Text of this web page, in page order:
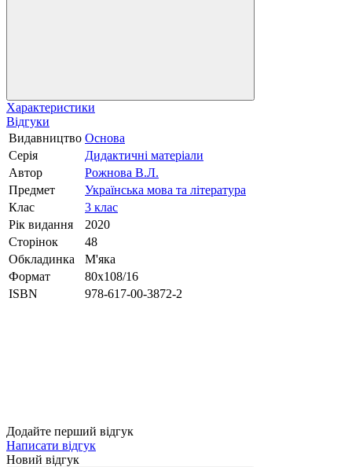
Характеристики
Відгуки
Видавництво Основа
Серія
Дидактичні матеріали
Автор
Рожнова В.Л.
Предмет
Українська мова та література
Клас
3 клас
Рік видання
2020
Сторінок
48
Обкладинка
М'яка
Формат
80х108/16
ISBN
978-617-00-3872-2
Додайте перший відгук
Написати відгук
Новий відгук